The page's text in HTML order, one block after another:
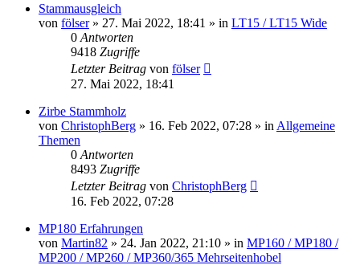
Stammausgleich
von fölser» 27. Mai 2022, 18:41 » in LT15 / LT15 Wide
0 Antworten
9418 Zugriffe
Letzter Beitrag von fölser
27. Mai 2022, 18:41
Zirbe Stammholz
von ChristophBerg » 16. Feb 2022, 07:28 » in Allgemeine
Themen
0 Antworten
8493 Zugriffe
Letzter Beitrag von ChristophBerg
16. Feb 2022, 07:28
MP180 Erfahrungen
von Martin82 » 24. Jan 2022, 21:10 » in MP160 / MP180 /
MP200 / MP260 / MP360/365 Mehrseitenhobel